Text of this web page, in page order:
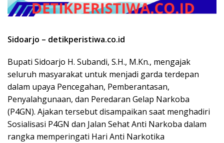
Sidoarjo – detikperistiwa.co.id
Bupati Sidoarjo H. Subandi, S.H., M.Kn., mengajak
seluruh masyarakat untuk menjadi garda terdepan
dalam upaya Pencegahan, Pemberantasan,
Penyalahgunaan, dan Peredaran Gelap Narkoba
(P4GN). Ajakan tersebut disampaikan saat menghadiri
Sosialisasi P4GN dan Jalan Sehat Anti Narkoba dalam
rangka memperingati Hari Anti Narkotika